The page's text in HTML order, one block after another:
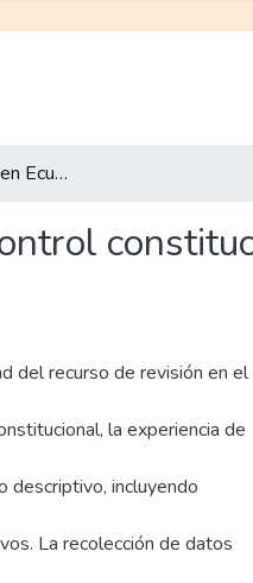
Recurso de revisión en Ecuador: Un análisis del control constitucional procesal intrínseco y su alcance material.
del recurso de revisión en el
la experiencia de
descriptivo, incluyendo
La recolección de datos